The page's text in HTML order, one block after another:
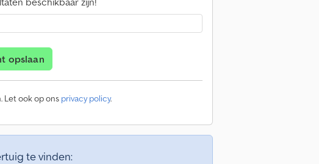
opslaan
Let ook op ons privacy policy.
te vinden: